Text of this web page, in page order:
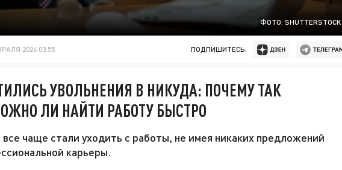
ФОТО: SHUTTERSTOCK
2026 03:55 ПОДПИШИТЕСЬ:
УВОЛЬНЕНИЯ В НИКУДА: ПОЧЕМУ ТАК
ЛИ НАЙТИ РАБОТУ БЫСТРО
чаще стали уходить с работы, не имея никаких предложений
карьеры.